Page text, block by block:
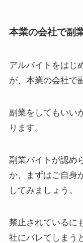
本業の会社で副
アルバイトをはじ
が、 本業の会社で
副業をしてもいい
ります。
副業バイトが認め
か、まずはご自身
してみましょう。
禁止されているに
社にバレてしまう